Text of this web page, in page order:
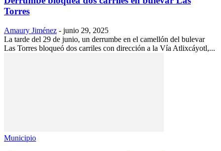
Torres
Amaury Jiménez - junio 29, 2025
La tarde del 29 de junio, un derrumbe en el camellón del bulevar
Las Torres bloqueó dos carriles con dirección a la Vía Atlixcáyotl,...
Municipio